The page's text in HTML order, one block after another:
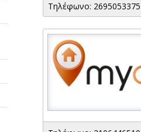
Τηλέφωνο: 2695053375